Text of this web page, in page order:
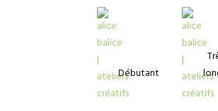
Débutant